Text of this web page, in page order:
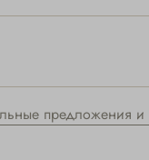
предложения и